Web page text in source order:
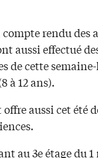
rendu des
aussi effectué
de cette
à 12 ans).
aussi cet été
au 3e étage du